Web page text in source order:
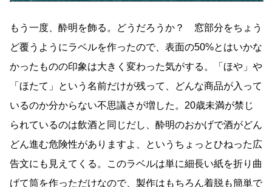
もう一度、酔明を飾る。どうだろうか？ 窓部分をちょう
ど覆うようにラベルを作ったので、表面の50%とはいかな
かったものの印象は大きく変わった気がする。「ほや」や
「ほたて」という名前だけが残って、どんな商品が入って
いるのか分からない不思議さが増した。20歳未満が禁じ
られているのは飲酒と同じだし、酔明のおかげで酒がどん
どん進む危険性がありますよ、というちょっとひねった広
告文にも見えてくる。このラベルは単に細長い紙を折り曲
げて筒を作っただけなので、製作はもちろん着脱も簡単で